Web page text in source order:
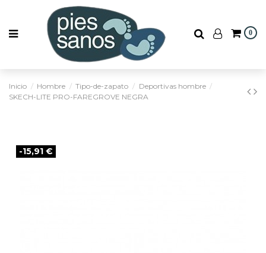
0
Inicio Hombre Tipo-de-zapato
Deportivas hombre
SKECH-LITE PRO-FAREGROVE NEGRA
-15,91 €